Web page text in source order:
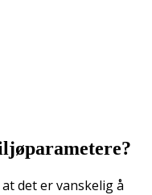
det er vanskelig å